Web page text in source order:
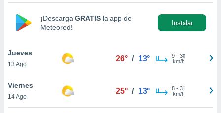
aceptar
de
sitio
En
¡Descarga GRATIS la app de
Meteored!
Instalar
Jueves
13 Ago
26° / 13° 9- 30
km/h
Viernes
14 Ago
25° / 13° 8- 31
km/h